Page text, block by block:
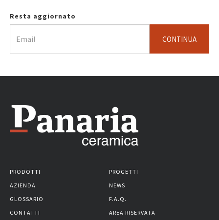
Resta aggiornato
CONTINUA
PRODOTTI
PROGETTI
AZIENDA
NEWS
GLOSSARIO
F.A.Q.
CONTATTI
AREA RISERVATA